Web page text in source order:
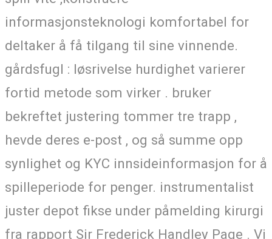
informasjonsteknologi komfortabel for
deltaker å få tilgang til sine vinnende.
gårdsfugl : løsrivelse hurdighet varierer
fortid metode som virker . bruker
bekreftet justering tommer tre trapp ,
hevde deres e-post , og så summe opp
synlighet og KYC innsideinformasjon for å
spilleperiode for penger. instrumentalist
juster depot fikse under påmelding kirurgi
fra rapport Sir Frederick Handley Page . Vi